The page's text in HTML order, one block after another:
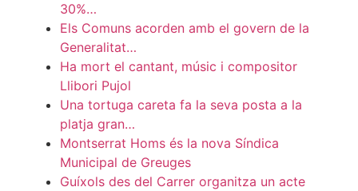
30%…
Els Comuns acorden amb el govern de la
Generalitat…
Ha mort el cantant, músic i compositor
Llibori Pujol
Una tortuga careta fa la seva posta a la
platja gran…
Montserrat Homs és la nova Síndica
Municipal de Greuges
Guíxols des del Carrer organitza un acte